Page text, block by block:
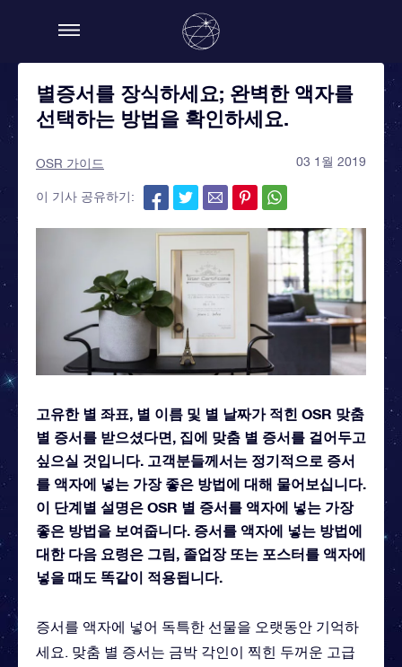
별증서를 장식하세요; 완벽한 액자를
선택하는 방법을 확인하세요.
OSR 가이드 03 1월 2019
이 기사 공유하기:
고유한 별 좌표, 별 이름 및 별 날짜가 적힌 OSR 맞춤
별 증서를 받으셨다면, 집에 맞춤 별 증서를 걸어두고
싶으실 것입니다. 고객분들께서는 정기적으로 증서
를 액자에 넣는 가장 좋은 방법에 대해 물어보십니다.
이 단계별 설명은 OSR 별 증서를 액자에 넣는 가장
좋은 방법을 보여줍니다. 증서를 액자에 넣는 방법에
대한 다음 요령은 그림, 졸업장 또는 포스터를 액자에
넣을 때도 똑같이 적용됩니다.
증서를 액자에 넣어 독특한 선물을 오랫동안 기억하
세요. 맞춤 별 증서는 금박 각인이 찍힌 두꺼운 고급